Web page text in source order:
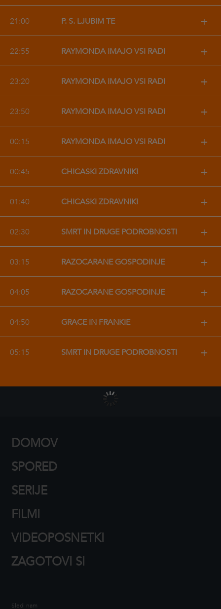
21:00 P. S. LJUBIM TE +
22:55 RAYMONDA IMAJO VSI RADI +
23:20 RAYMONDA IMAJO VSI RADI +
23:50 RAYMONDA IMAJO VSI RADI +
00:15 RAYMONDA IMAJO VSI RADI +
00:45 CHICAŠKI ZDRAVNIKI +
01:40 CHICAŠKI ZDRAVNIKI +
02:30 SMRT IN DRUGE PODROBNOSTI +
03:15 RAZOČARANE GOSPODINJE +
04:05 RAZOČARANE GOSPODINJE +
04:50 GRACE IN FRANKIE +
05:15 SMRT IN DRUGE PODROBNOSTI +
DOMOV
SPORED
SERIJE
FILMI
VIDEOPOSNETKI
ZAGOTOVI SI
Sledi nam